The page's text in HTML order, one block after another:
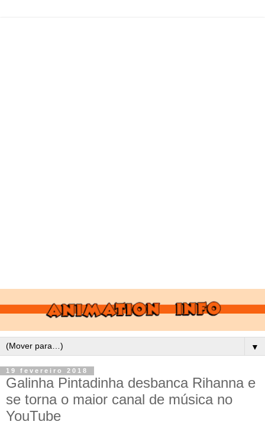
▼
19 fevereiro 2018
Galinha Pintadinha desbanca Rihanna e
se torna o maior canal de música no
YouTube